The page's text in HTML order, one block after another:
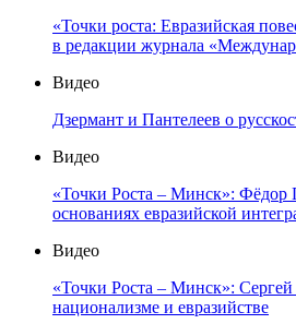
«Точки роста: Евразийская
в редакции журнала
Видео
Дзермант и Пантелеев о
Видео
«Точки Роста – Минск»: Фёдор
основаниях евразийской
Видео
«Точки Роста – Минск»: Сергей
национализме и евразийстве